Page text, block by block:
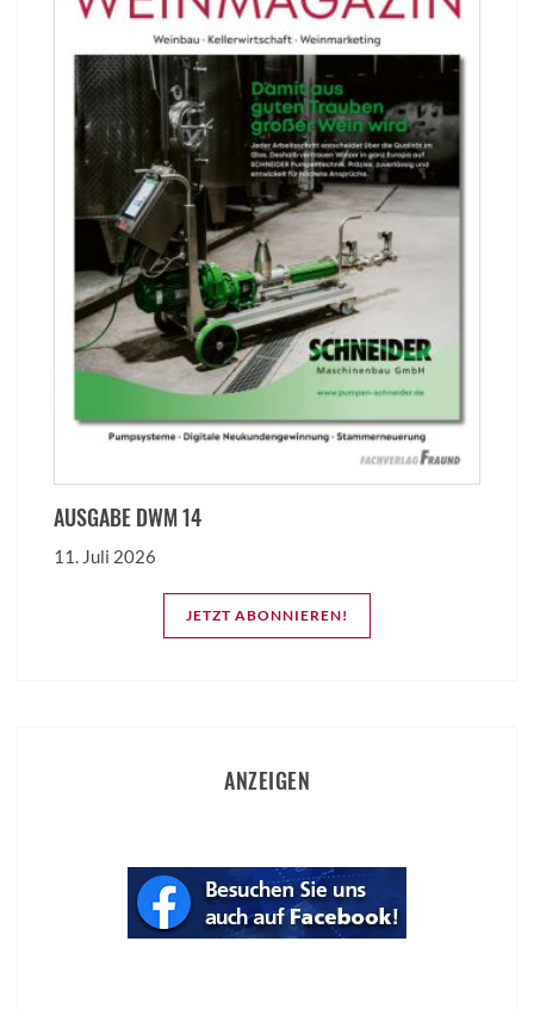
AUSGABE DWM 14
11. Juli 2026
JETZT ABONNIEREN!
ANZEIGEN